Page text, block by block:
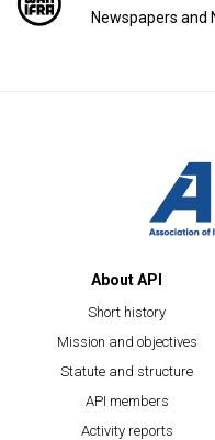
Newspapers and
About API
Short history
Mission and objectives
Statute and structure
API members
Activity reports